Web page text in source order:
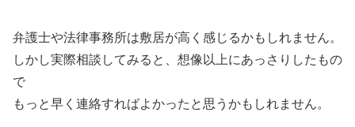
弁護士や法律事務所は敷居が高く感じるかもしれません。
しかし実際相談してみると、想像以上にあっさりしたもの
で
もっと早く連絡すればよかったと思うかもしれません。